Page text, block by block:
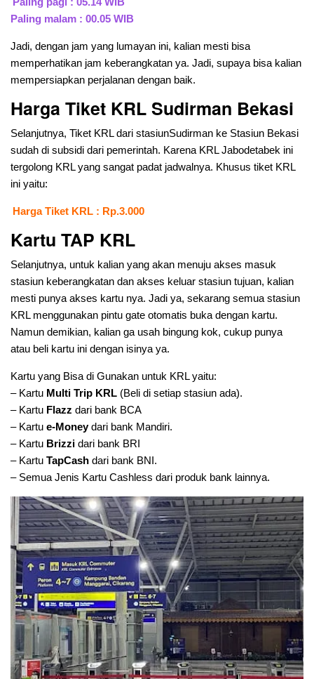
Paling malam : 00.05 WIB
Jadi, dengan jam yang lumayan ini, kalian mesti bisa
memperhatikan jam keberangkatan ya. Jadi, supaya bisa kalian
mempersiapkan perjalanan dengan baik.
Harga Tiket KRL Sudirman Bekasi
Selanjutnya, Tiket KRL dari stasiunSudirman ke Stasiun Bekasi
sudah di subsidi dari pemerintah. Karena KRL Jabodetabek ini
tergolong KRL yang sangat padat jadwalnya. Khusus tiket KRL
ini yaitu:
Harga Tiket KRL : Rp.3.000
Kartu TAP KRL
Selanjutnya, untuk kalian yang akan menuju akses masuk
stasiun keberangkatan dan akses keluar stasiun tujuan, kalian
mesti punya akses kartu nya. Jadi ya, sekarang semua stasiun
KRL menggunakan pintu gate otomatis buka dengan kartu.
Namun demikian, kalian ga usah bingung kok, cukup punya
atau beli kartu ini dengan isinya ya.
Kartu yang Bisa di Gunakan untuk KRL yaitu:
– Kartu Multi Trip KRL (Beli di setiap stasiun ada).
– Kartu Flazz dari bank BCA
– Kartu e-Moneydari bank Mandiri.
– Kartu Brizzi dari bank BRI
– Kartu TapCash dari bank BNI.
– Semua Jenis Kartu Cashless dari produk bank lainnya.